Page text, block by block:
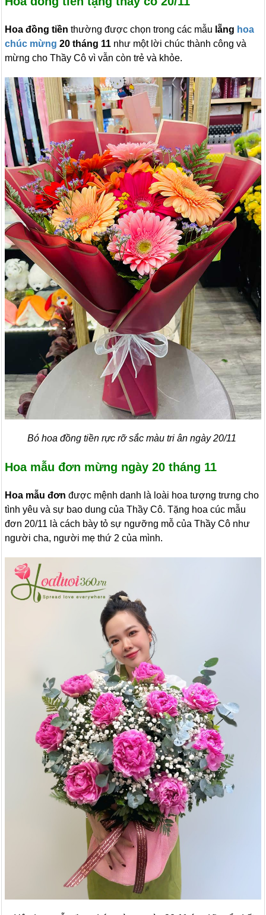
Hoa đồng tiền thường được chọn trong các mẫu lẵng hoa
chúc mừng 20 tháng 11 như một lời chúc thành công và
mừng cho Thầy Cô vì vẫn còn trẻ và khỏe.
Bó hoa đồng tiền rực rỡ sắc màu tri ân ngày 20/11
Hoa mẫu đơn mừng ngày 20 tháng 11
Hoa mẫu đơn được mệnh danh là loài hoa tượng trưng cho
tình yêu và sự bao dung của Thầy Cô. Tặng hoa cúc mẫu
đơn 20/11 là cách bày tỏ sự ngưỡng mỗ của Thầy Cô như
người cha, người mẹ thứ 2 của mình.